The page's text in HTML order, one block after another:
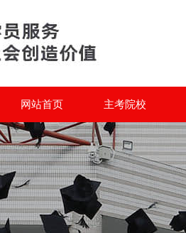
网站首页 主考院校